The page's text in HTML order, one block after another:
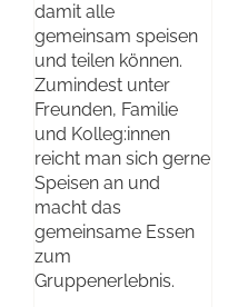
damit alle
gemeinsam speisen
und teilen können.
Zumindest unter
Freunden, Familie
und Kolleg:innen
reicht man sich gerne
Speisen an und
macht das
gemeinsame Essen
zum
Gruppenerlebnis.